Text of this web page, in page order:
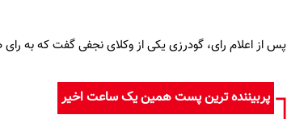
پس از اعلام رای، گودرزی یکی از وکلای نجفی گفت که به
پربیننده ترین پست همین یک ساعت اخیر